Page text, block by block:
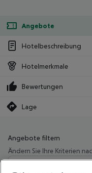
Angebote
Hotelbeschreibung
Hotelmerkmale
Bewertungen
Lage
Angebote filtern
Ändern Sie Ihre Kriterien